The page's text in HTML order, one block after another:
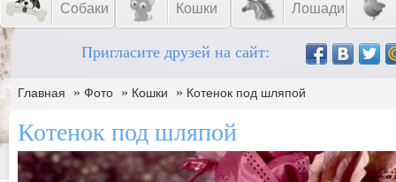
Собаки Кошки Лошади
Пригласите друзей на сайт:
Главная » Фото » Кошки » Котенок под шляпой
Котенок под шляпой